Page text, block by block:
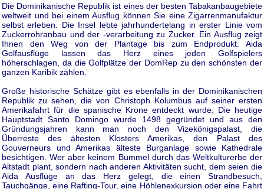
Die Dominikanische Republik ist eines der besten Tabakanbaugebiete
weltweit und bei einem Ausflug können Sie eine Zigarrenmanufaktur
selbst erleben. Die Insel lebte jahrhundertelang in erster Linie vom
Zuckerrohranbau und der -verarbeitung zu Zucker. Ein Ausflug zeigt
Ihnen den Weg von der Plantage bis zum Endprodukt. Aida
Golfausflüge lassen das Herz eines jeden Golfspielers
höherschlagen, da die Golfplätze der DomRep zu den schönsten der
ganzen Karibik zählen.
Große historische Schätze gibt es ebenfalls in der Dominikanischen
Republik zu sehen, die von Christoph Kolumbus auf seiner ersten
Amerikafahrt für die spanische Krone entdeckt wurde. Die heutige
Hauptstadt Santo Domingo wurde 1498 gegründet und aus den
Gründungsjahren kann man noch den Vizekönigspalast, die
Überreste des ältesten Klosters Amerikas, den Palast des
Gouverneurs und Amerikas älteste Burganlage sowie Kathedrale
besichtigen. Wer aber keinem Bummel durch das Weltkulturerbe der
Altstadt plant, sondern nach anderen Aktivitäten sucht, dem seien die
Aida Ausflüge an das Herz gelegt, die einen Strandbesuch,
Tauchgänge, eine Rafting-Tour, eine Höhlenexkursion oder eine Fahrt